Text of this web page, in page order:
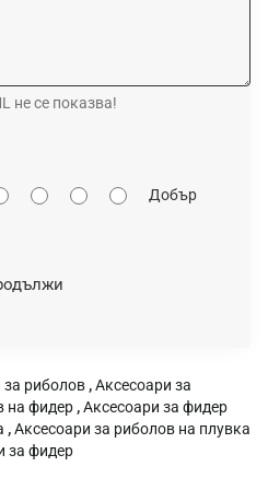
не се показва!
Добър
за риболов ,Аксесоари за
на фидер ,Аксесоари за фидер
,Аксесоари за риболов на плувка
за фидер